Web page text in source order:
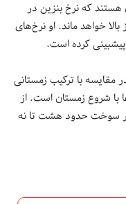
هستند که نرخ بنزین در
خواهد ماند. او نرخ‌های
مقایسه با ترکیب زمستانی
با شروع زمستان است. از
سوخت حدود هشت تا نه